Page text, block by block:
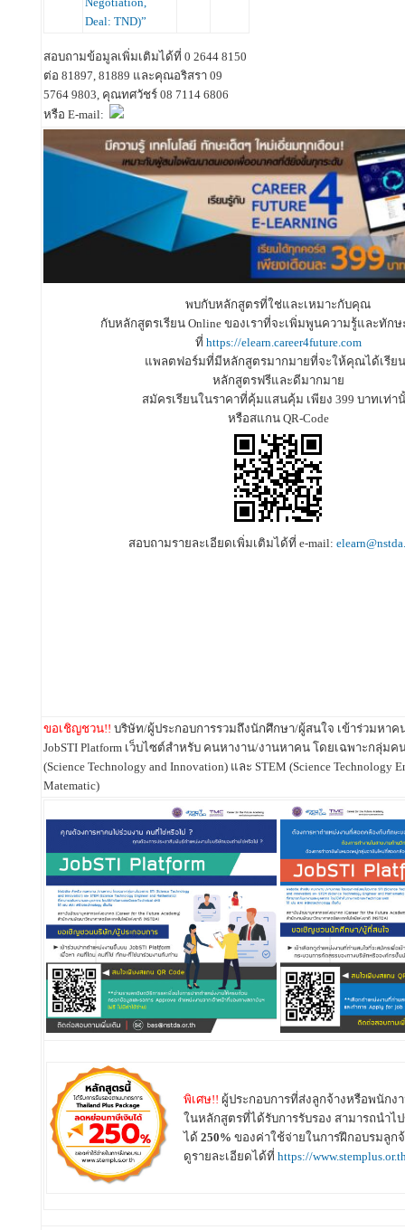
Deal: TND)”
สอบถามข้อมูลเพิ่มเติมได้ที่ 0 2644 8150
ต่อ 81897, 81889 และคุณอริสรา 09
5764 9803, คุณทศวัชร์ 08 7114 6806
หรือ E-mail:
พบกับหลักสูตรที่ใช่และเหมาะกับคุณ
กับหลักสูตรเรียน Online ของเราที่จะเพิ่มพูนความรู้และทัก
ที่ https://elearn.career4future.com
แพลตฟอร์มที่มีหลักสูตรมากมายที่จะให้คุณได้เรีย
หลักสูตรฟรีและดีมากมาย
สมัครเรียนในราคาที่คุ้มแสนคุ้ม เพียง 399 บาทเท่า
หรือสแกน QR-Code
สอบถามรายละเอียดเพิ่มเติมได้ที่ e-mail:
ขอเชิญชวน!! บริษัท/ผู้ประกอบการรวมถึงนักศึกษา/ผู้สนใจ เข้าร่วมหา
JobSTI Platform เว็บไซต์สำหรับ คนหางาน/งานหาคน โดยเฉพาะกลุ่มค
(Science Technology and Innovation) และ STEM (Science Technology
Matematic)
พิเศษ!! ผู้ประกอบการที่ส่งลูกจ้างหรือพนักง
ในหลักสูตรที่ได้รับการรับรอง สามารถนำไ
ได้ 250% ของค่าใช้จ่ายในการฝึกอบรมลูก
ดูรายละเอียดได้ที่ https://